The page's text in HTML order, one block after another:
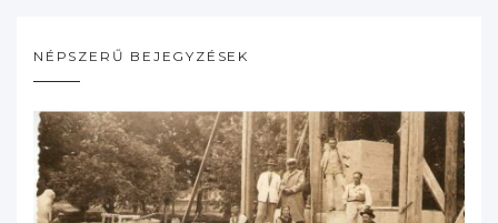
NÉPSZERŰ BEJEGYZÉSEK